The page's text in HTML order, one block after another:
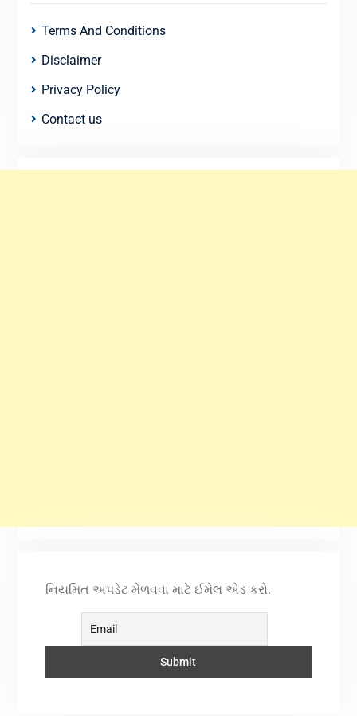
Terms And Conditions
Disclaimer
Privacy Policy
Contact us
નિયમિત અપડેટ મેળવવા માટે ઈમેલ એડ કરો.